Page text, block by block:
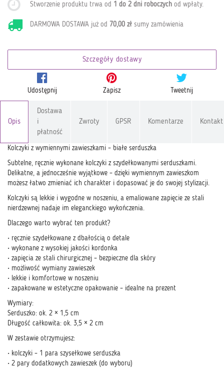
Stworzenie produktu trwa od 1 do 2 dni roboczych od wpłaty.
DARMOWA DOSTAWA już od 70,00 zł sumy zamówienia
Szczegóły dostawy
Udostępnij Zapisz Tweetnij
Opis
Dostawa
i
płatność
Zwroty GPSR Komentarze Kontakt
Kolczyki z wymiennymi zawieszkami – białe serduszka
Subtelne, ręcznie wykonane kolczyki z szydełkowanymi serduszkami.
Delikatne, a jednocześnie wyjątkowe – dzięki wymiennym zawieszkom
możesz łatwo zmieniać ich charakter i dopasować je do swojej stylizacji.
Kolczyki są lekkie i wygodne w noszeniu, a emaliowane zapięcie ze stali
nierdzewnej nadaje im eleganckiego wykończenia.
Dlaczego warto wybrać ten produkt?
• ręcznie szydełkowane z dbałością o detale
• wykonane z wysokiej jakości kordonka
• zapięcia ze stali chirurgicznej – bezpieczne dla skóry
• możliwość wymiany zawieszek
• lekkie i komfortowe w noszeniu
• zapakowane w estetyczne opakowanie – idealne na prezent
Wymiary:
Serduszko: ok. 2 × 1,5 cm
Długość całkowita: ok. 3,5 × 2 cm
W zestawie otrzymujesz:
• kolczyki – 1 para szysełkowe serduszka
• 2 pary dodatkowych zawieszek (do wyboru)